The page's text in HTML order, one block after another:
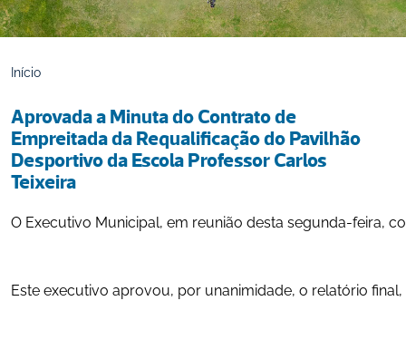
Início
Aprovada a Minuta do Contrato de
Empreitada da Requalificação do Pavilhão
Desportivo da Escola Professor Carlos
Teixeira
O Executivo Municipal, em reunião desta segunda-feira,
Este executivo aprovou, por unanimidade, o relatório